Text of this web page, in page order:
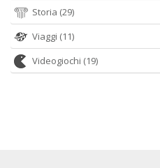
Storia (29)
Viaggi (11)
Videogiochi (19)